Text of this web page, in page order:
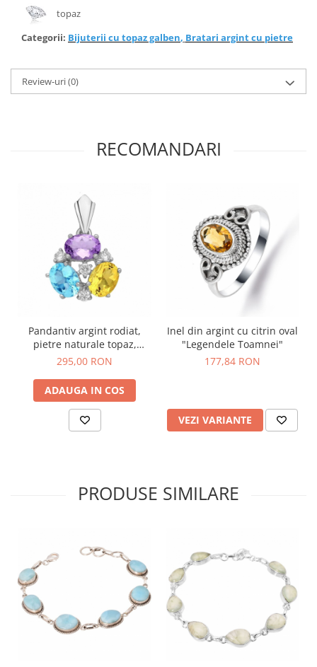
topaz
Categorii: Bijuterii cu topaz galben, Bratari argint cu pietre
Review-uri(0)
RECOMANDARI
Pandantiv argint rodiat,
pietre naturale topaz,
ametist, citrin
295,00 RON
ADAUGA IN COS
Inel din argint cu citrin oval
"Legendele Toamnei"
177,84 RON
VEZI VARIANTE
PRODUSE SIMILARE